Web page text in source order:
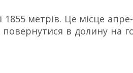
1855 метрів. Це місце
повернутися в долину на